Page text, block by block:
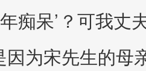
年痴呆’？可我
为宋先生的母